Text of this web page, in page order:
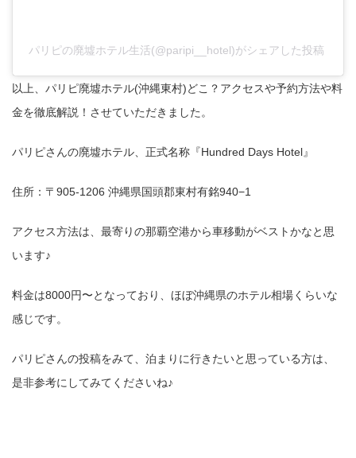
パリピの廃墟ホテル生活(@paripi__hotel)がシェアした投稿
以上、パリピ廃墟ホテル(沖縄東村)どこ？アクセスや予約方法や料
金を徹底解説！させていただきました。
パリピさんの廃墟ホテル、正式名称『Hundred Days Hotel』
住所：〒905-1206 沖縄県国頭郡東村有銘940−1
アクセス方法は、最寄りの那覇空港から車移動がベストかなと思
います♪
料金は8000円〜となっており、ほぼ沖縄県のホテル相場くらいな
感じです。
パリピさんの投稿をみて、泊まりに行きたいと思っている方は、
是非参考にしてみてくださいね♪